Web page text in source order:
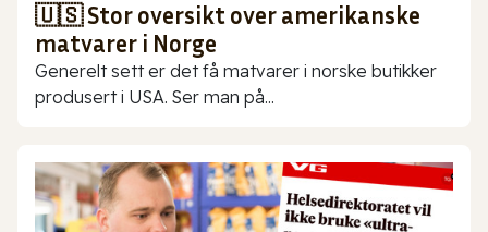
🇺🇸 Stor oversikt over amerikanske
matvarer i Norge
Generelt sett er det få matvarer i norske butikker
produsert i USA. Ser man på...